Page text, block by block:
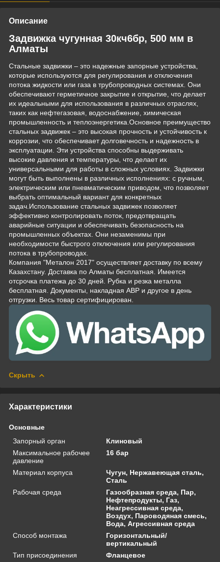
Описание
Задвижка чугунная 30кч6бр, 500 мм в
Алматы
Стальные задвижки – это надежные запорные устройства,
которые используются для регулирования и отключения
потока жидкости или газа в трубопроводных системах. Они
обеспечивают герметичное закрытие и открытие, что делает
их идеальными для использования в различных отраслях,
таких как нефтегазовая, водоснабжение, химическая
промышленность и теплоэнергетика.Основное преимущество
стальных задвижек – это высокая прочность и устойчивость к
коррозии, что обеспечивает долговечность и надежность в
эксплуатации. Эти устройства способны выдерживать
высокие давления и температуры, что делает их
универсальными для работы в сложных условиях. Задвижки
могут быть выполнены в различных исполнениях: с ручным,
электрическим или пневматическим приводом, что позволяет
выбрать оптимальный вариант для конкретных
задач.Использование стальных задвижек позволяет
эффективно контролировать поток, предотвращать
аварийные ситуации и обеспечивать безопасность на
промышленных объектах. Они незаменимы при
необходимости быстрого отключения или регулирования
потока в трубопроводах.
Компания "Металон 2017" осуществляет доставку по всему
Казахстану. Доставка по Алматы бесплатная. Имеется
отсрочка платежа до 30 дней. Рубка и резка металла
бесплатная. Документы, накладная АВР и другое в день
отгрузки. Весь товар сертифицирован.
Скрыть
Характеристики
Основные
Запорный орган
Клиновый
Максимальное рабочее
давление
16 бар
Материал корпуса
Чугун, Нержавеющая сталь,
Сталь
Рабочая среда
Газообразная среда, Пар,
Нефтепродукты, Газ,
Неагрессивная среда,
Воздух, Пароводяная смесь,
Вода, Агрессивная среда
Способ монтажа
Горизонтальный/
вертикальный
Тип присоединения
Фланцевое